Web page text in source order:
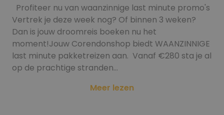
Profiteer nu van waanzinnige last minute promo's
Vertrek je deze week nog? Of binnen 3 weken?
Dan is jouw droomreis boeken nu het
moment!Jouw Corendonshop biedt WAANZINNIGE
last minute pakketreizen aan. Vanaf €280 sta je al
op de prachtige stranden…
Meer lezen